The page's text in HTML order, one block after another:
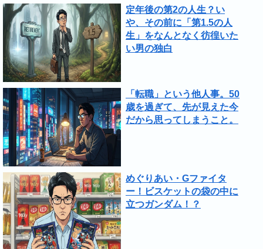
定年後の第2の人生？い
や、その前に「第1.5の人
生」をなんとなく彷徨いた
い男の独白
「転職」という他人事。50
歳を過ぎて、先が見えた今
だから思ってしまうこと。
めぐりあい・Gファイタ
ー！ビスケットの袋の中に
立つガンダム！？